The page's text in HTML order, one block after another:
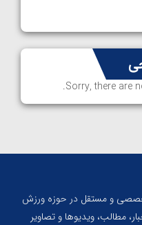
Sorry, there are
و مستقل در حوزه ورزش
مطالب، ویدیوها و تصاویر